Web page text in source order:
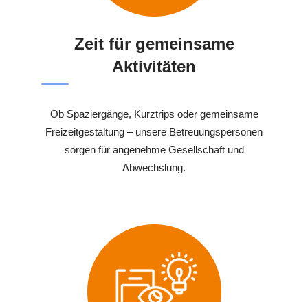
Zeit für gemeinsame
Aktivitäten
Ob Spaziergänge, Kurztrips oder gemeinsame
Freizeitgestaltung – unsere Betreuungspersonen
sorgen für angenehme Gesellschaft und
Abwechslung.